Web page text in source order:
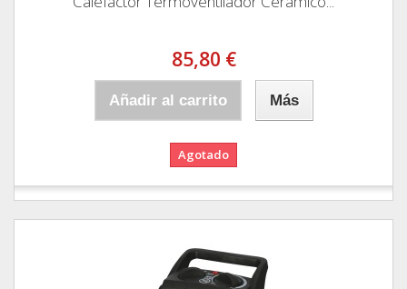
85,80 €
Añadir al carrito Más
Agotado